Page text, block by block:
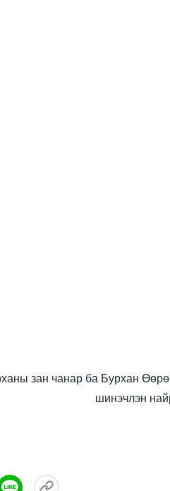
зан чанар ба Бурхан
шинэчлэн